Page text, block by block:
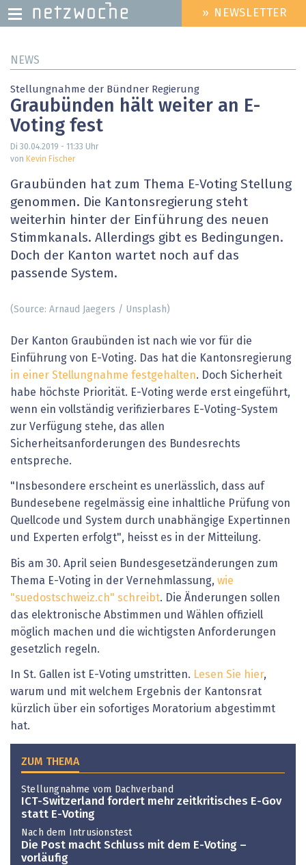
zum
HEADER
MENU
» NEWSLETTER
NEWS
Stellungnahme der Bündner Regierung
Graubünden hält weiter an E-
Voting fest
Di 30.04.2019 - 11:33 Uhr
von Kevin Fischer
Graubünden hat zum Thema E-Voting Stellung
genommen. Die Kantonsregierung steht
weiterhin hinter der Einführung des neuen
Stimmkanals. Allerdings gibt es Bedingungen.
Doch der Kanton wartet noch auf das
passende System.
(Source: Arnaud Jaegers / Unsplash)
Der Kanton Graubünden ist nach wie vor für die
Einführung von E-Voting. Das hat die Kantonsregierung
in einer Stellungnahme festgehalten. Doch Sicherheit
habe höchste Priorität. E-Voting werde erst eingeführt,
wenn ein vollständig verifizierbares E-Voting-System
zur Verfügung stehe, das allen
Sicherheitsanforderungen des Bundesrechts
entspreche.
"Insbesondere erscheint es unerlässlich, dass auf
Bundesebene regelmässig eine inhaltliche Prüfung von
Quellcode und System durch unabhängige Expertinnen
und Experten erfolgt", heisst es in der Mitteilung.
Bis am 30. April seien Bundesgesetzänderungen zum
Thema E-Voting in der Vernehmlassung, wie
"suedostschweiz.ch" schreibt. Die Änderungen sollen
das elektronische Abstimmen und Wählen offiziell
möglich machen und die wichtigsten Anforderungen
gesetzlich regeln.
In St. Gallen ist E-Voting umstritten. Lesen Sie hier,
warum und mit welchem Ergebnis der Kantonsrat
kürzlich über ein sofortiges Moratorium abgestimmt
hat.
ZUM THEMA
Stellungnahme vom Dachverband
ICT-Switzerland fordert mehr zeitkritisches E-Gov
statt E-Voting
Nach dem Intrusionstest
Die Post macht Schluss mit dem E-Voting –
vorläufig